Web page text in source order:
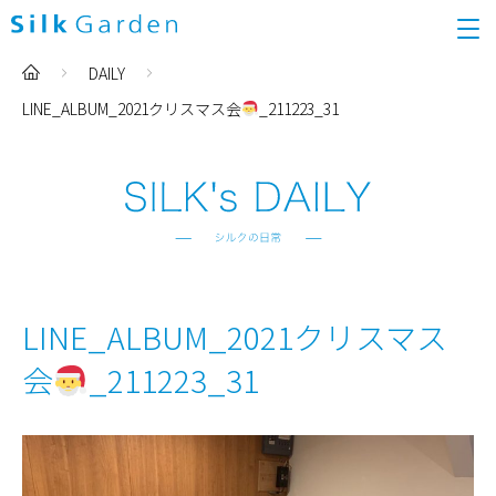
DAILY
LINE_ALBUM_2021クリスマス会
_211223_31
LINE_ALBUM_2021クリスマス
会
_211223_31